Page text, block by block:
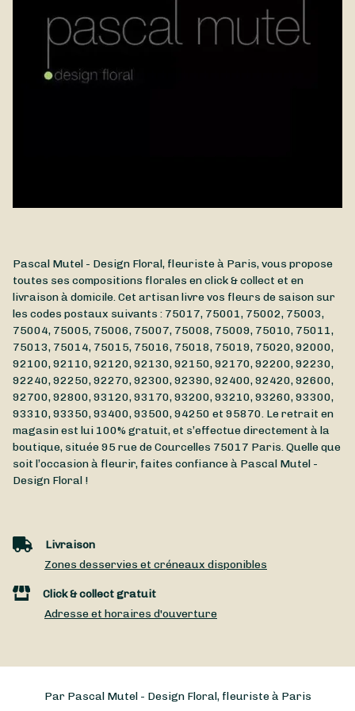
Pascal Mutel - Design Floral, fleuriste à Paris, vous propose
toutes ses compositions florales en click & collect et en
livraison à domicile. Cet artisan livre vos fleurs de saison sur
les codes postaux suivants : 75017, 75001, 75002, 75003,
75004, 75005, 75006, 75007, 75008, 75009, 75010, 75011,
75013, 75014, 75015, 75016, 75018, 75019, 75020, 92000,
92100, 92110, 92120, 92130, 92150, 92170, 92200, 92230,
92240, 92250, 92270, 92300, 92390, 92400, 92420, 92600,
92700, 92800, 93120, 93170, 93200, 93210, 93260, 93300,
93310, 93350, 93400, 93500, 94250 et 95870. Le retrait en
magasin est lui 100% gratuit, et s’effectue directement à la
boutique, située95 rue de Courcelles 75017 Paris. Quelle que
soit l’occasion à fleurir, faites confiance à Pascal Mutel -
Design Floral !
Livraison
Zones desservies et créneaux disponibles
Click & collect gratuit
Adresse et horaires d'ouverture
Par Pascal Mutel - Design Floral, fleuriste à Paris